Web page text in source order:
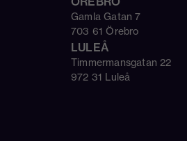
Gamla Gatan 7
703 61 Örebro
LULEÅ
Timmermansgatan 22
972 31 Luleå